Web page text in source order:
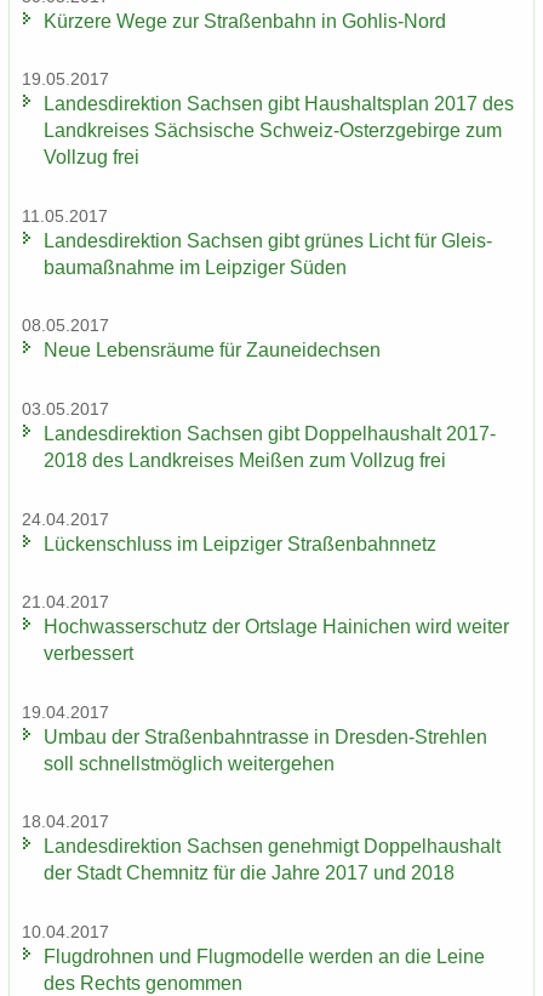
Kür­ze­re Wege zur Stra­ßen­bahn in Gohlis-​Nord
19.05.2017
Lan­des­di­rek­ti­on Sach­sen gibt Haus­halts­plan 2017 des
Land­krei­ses Säch­si­sche Schweiz-​Osterzgebirge zum
Voll­zug frei
11.05.2017
Lan­des­di­rek­ti­on Sach­sen gibt grü­nes Licht für Gleis­
bau­maß­nah­me im Leip­zi­ger Süden
08.05.2017
Neue Le­bens­räu­me für Zaun­ei­dech­sen
03.05.2017
Lan­des­di­rek­ti­on Sach­sen gibt Dop­pel­haus­halt 2017-
2018 des Land­krei­ses Mei­ßen zum Voll­zug frei
24.04.2017
Lü­cken­schluss im Leip­zi­ger Stra­ßen­bahn­netz
21.04.2017
Hoch­was­ser­schutz der Orts­la­ge Hai­ni­chen wird wei­ter
ver­bes­sert
19.04.2017
Umbau der Stra­ßen­bahn­tras­se in Dresden-​Strehlen
soll schnellst­mög­lich wei­ter­ge­hen
18.04.2017
Lan­des­di­rek­ti­on Sach­sen ge­neh­migt Dop­pel­haus­halt
der Stadt Chem­nitz für die Jahre 2017 und 2018
10.04.2017
Flug­droh­nen und Flug­mo­del­le wer­den an die Leine
des Rechts ge­nom­men